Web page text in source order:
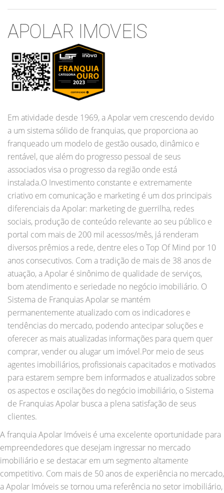
APOLAR IMOVEIS
Em atividade desde 1969, a Apolar vem crescendo devido
a um sistema sólido de franquias, que proporciona ao
franqueado um modelo de gestão ousado, dinâmico e
rentável, que além do progresso pessoal de seus
associados visa o progresso da região onde está
instalada.O Investimento constante e extremamente
criativo em comunicação e marketing é um dos principais
diferenciais da Apolar: marketing de guerrilha, redes
sociais, produção de conteúdo relevante ao seu público e
portal com mais de 200 mil acessos/mês, já renderam
diversos prêmios a rede, dentre eles o Top Of Mind por 10
anos consecutivos. Com a tradição de mais de 38 anos de
atuação, a Apolar é sinônimo de qualidade de serviços,
bom atendimento e seriedade no negócio imobiliário. O
Sistema de Franquias Apolar se mantém
permanentemente atualizado com os indicadores e
tendências do mercado, podendo antecipar soluções e
oferecer as mais atualizadas informações para quem quer
comprar, vender ou alugar um imóvel.Por meio de seus
agentes imobiliários, profissionais capacitados e motivados
para estarem sempre bem informados e atualizados sobre
os aspectos e oscilações do negócio imobiliário, o Sistema
de Franquias Apolar busca a plena satisfação de seus
clientes.
A franquia Apolar Imóveis é uma excelente oportunidade para
empreendedores que desejam ingressar no mercado
imobiliário e se destacar em um segmento altamente
competitivo. Com mais de 50 anos de experiência no mercado,
a Apolar Imóveis se tornou uma referência no setor imobiliário,